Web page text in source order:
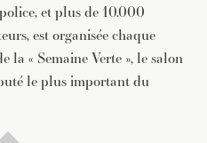
et plus de 10.000
est organisée chaque
la « Semaine Verte », le salon
le plus important du